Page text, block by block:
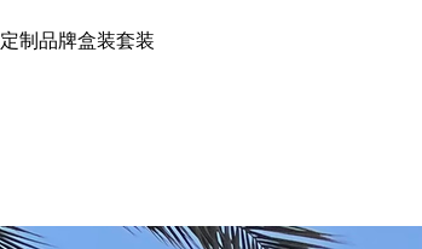
定制品牌盒装套装